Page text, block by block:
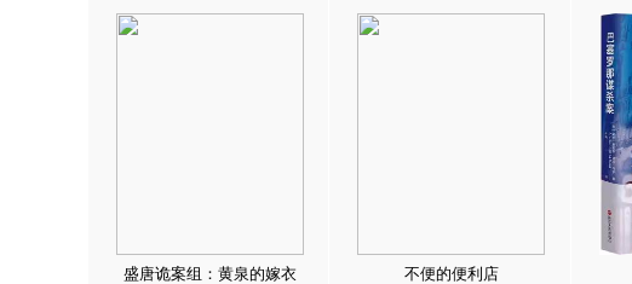
盛唐诡案组：黄泉的嫁衣 不便的便利店